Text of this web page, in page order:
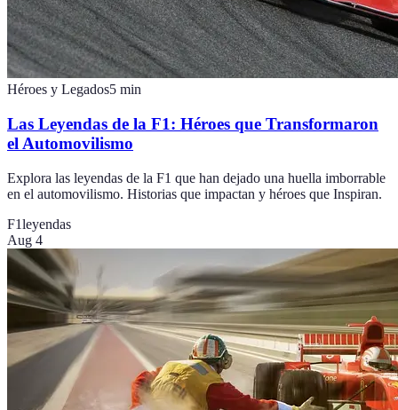
Héroes y Legados5 min
Las Leyendas de la F1: Héroes que Transformaron
el Automovilismo
Explora las leyendas de la F1 que han dejado una huella imborrable
en el automovilismo. Historias que impactan y héroes que Inspiran.
F1leyendas
Aug 4